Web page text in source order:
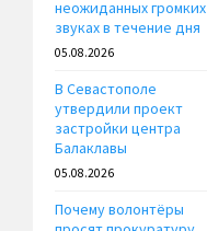
неожиданных громких
звуках в течение дня
05.08.2026
В Севастополе
утвердили проект
застройки центра
Балаклавы
05.08.2026
Почему волонтёры